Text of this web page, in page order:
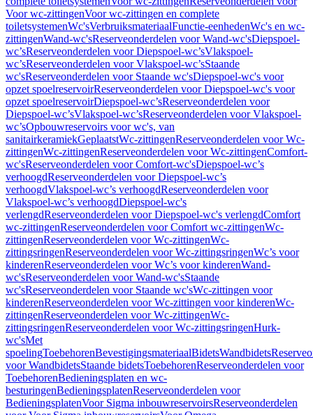
Voor wc-zittingenVoor wc-zittingen en complete
toiletsystemenWc'sVerbruiksmateriaalFunctie-eenhedenWc's en wc-
zittingenWand-wc'sReserveonderdelen voor Wand-wc'sDiepspoel-
wc’sReserveonderdelen voor Diepspoel-wc’sVlakspoel-
wc’sReserveonderdelen voor Vlakspoel-wc’sStaande
wc'sReserveonderdelen voor Staande wc'sDiepspoel-wc's voor
opzet spoelreservoirReserveonderdelen voor Diepspoel-wc's voor
opzet spoelreservoirDiepspoel-wc’sReserveonderdelen voor
Diepspoel-wc’sVlakspoel-wc’sReserveonderdelen voor Vlakspoel-
wc’sOpbouwreservoirs voor wc's, van
sanitairkeramiekGeplaatstWc-zittingenReserveonderdelen voor Wc-
zittingenWc-zittingenReserveonderdelen voor Wc-zittingenComfort-
wc'sReserveonderdelen voor Comfort-wc'sDiepspoel-wc’s
verhoogdReserveonderdelen voor Diepspoel-wc’s
verhoogdVlakspoel-wc’s verhoogdReserveonderdelen voor
Vlakspoel-wc’s verhoogdDiepspoel-wc's
verlengdReserveonderdelen voor Diepspoel-wc's verlengdComfort
wc-zittingenReserveonderdelen voor Comfort wc-zittingenWc-
zittingenReserveonderdelen voor Wc-zittingenWc-
zittingsringenReserveonderdelen voor Wc-zittingsringenWc’s voor
kinderenReserveonderdelen voor Wc’s voor kinderenWand-
wc'sReserveonderdelen voor Wand-wc'sStaande
wc'sReserveonderdelen voor Staande wc'sWc-zittingen voor
kinderenReserveonderdelen voor Wc-zittingen voor kinderenWc-
zittingenReserveonderdelen voor Wc-zittingenWc-
zittingsringenReserveonderdelen voor Wc-zittingsringenHurk-
wc'sMet
spoelingToebehorenBevestigingsmateriaalBidetsWandbidets
voor WandbidetsStaande bidetsToebehorenReserveonderdelen voor
ToebehorenBedieningsplaten en wc-
besturingenBedieningsplatenReserveonderdelen voor
BedieningsplatenVoor Sigma inbouwreservoirsReserveonderdelen